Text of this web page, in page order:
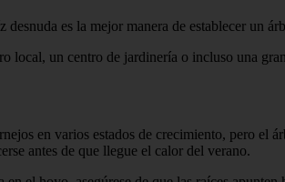
desnuda es la mejor manera de establecer un
local, un centro de jardinería o incluso una
en varios estados de crecimiento, pero el
antes de que llegue el calor del verano.